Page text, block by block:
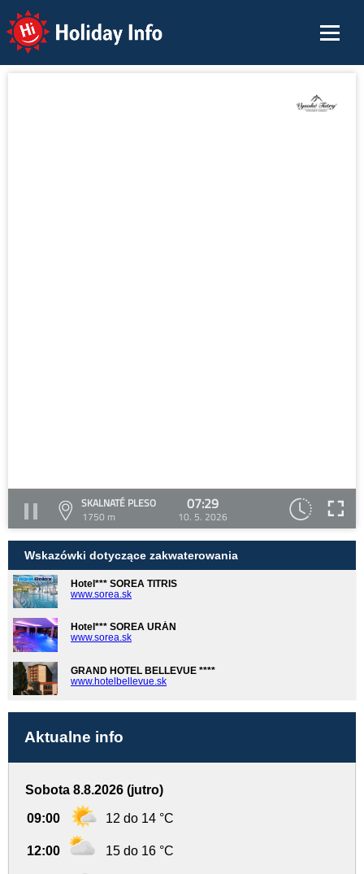
Holiday Info
SKALNATÉ PLESO
1750 m
07:29
10. 5. 2026
Wskazówki dotyczące zakwaterowania
Hotel*** SOREA TITRIS
www.sorea.sk
Hotel*** SOREA URÁN
www.sorea.sk
GRAND HOTEL BELLEVUE ****
www.hotelbellevue.sk
Aktualne info
Sobota 8.8.2026 (jutro)
09:00 12 do 14 °C
12:00 15 do 16 °C